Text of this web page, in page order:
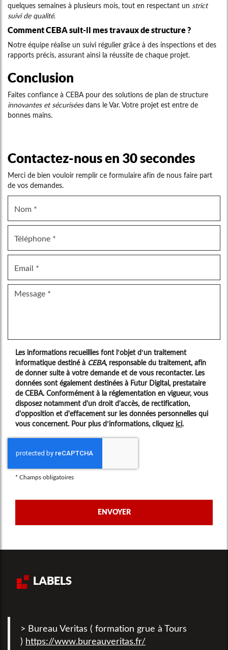
quelques semaines à plusieurs mois, tout en respectant un strict
suivi de qualité.
Comment CEBA suit-il mes travaux de structure ?
Notre équipe réalise un suivi régulier grâce à des inspections et des
rapports précis, assurant ainsi la réussite de chaque projet.
Conclusion
Faites confiance à CEBA pour des solutions de plan de structure
innovantes et sécuriséesdans le Var. Votre projet est entre de
bonnes mains.
Contactez-nous en 30 secondes
Merci de bien vouloir remplir ce formulaire afin de nous faire part
de vos demandes.
Les informations recueillies font l’objet d’un traitement
informatique destiné à CEBA, responsable du traitement, afin
de donner suite à votre demande et de vous recontacter. Les
données sont également destinées à Futur Digital, prestataire
de CEBA. Conformément à la réglementation en vigueur, vous
disposez notamment d'un droit d'accès, de rectification,
d'opposition et d'effacement sur les données personnelles qui
vous concernent. Pour plus d’informations, cliquezici.
* Champs obligatoires
LABELS
> Bureau Veritas ( formation grue à Tours
) https://www.bureauveritas.fr/